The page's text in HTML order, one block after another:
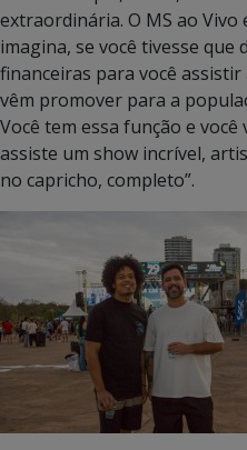
extraordinária. O MS ao Vivo
imagina, se você tivesse que
financeiras para você
vêm promover para a
Você tem essa função e você
assiste um show incrível,
no capricho, completo”.